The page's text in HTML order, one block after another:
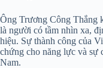
Ông Trương Công Thắng
là người có tầm nhìn xa,
hiệu. Sự thành công của
chứng cho năng lực và sự
Nam.